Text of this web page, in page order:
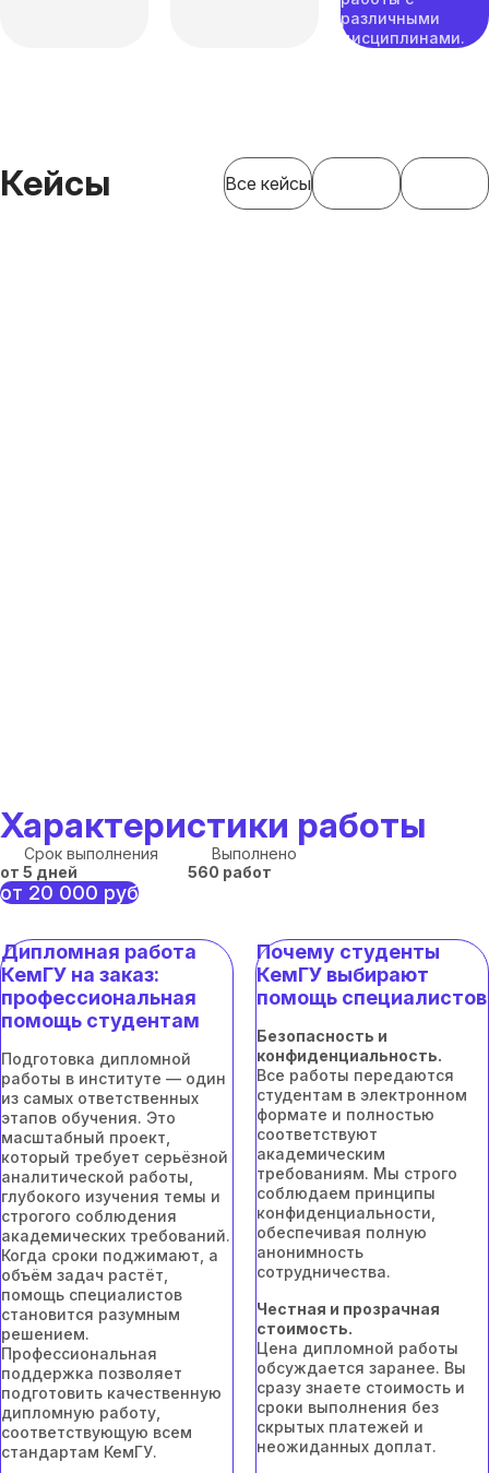
различными
дисциплинами.
Кейсы Все кейсы
Характеристики работы
Срок выполнения
от 5 дней
Выполнено
560 работ
от 20 000 руб
Дипломная работа
КемГУ на заказ:
профессиональная
помощь студентам
Подготовка дипломной
работы в институте — один
из самых ответственных
этапов обучения. Это
масштабный проект,
который требует серьёзной
аналитической работы,
глубокого изучения темы и
строгого соблюдения
академических требований.
Когда сроки поджимают, а
объём задач растёт,
помощь специалистов
становится разумным
решением.
Профессиональная
поддержка позволяет
подготовить качественную
дипломную работу,
соответствующую всем
стандартам КемГУ.
Почему студенты
КемГУ выбирают
помощь специалистов
Безопасность и
конфиденциальность.
Все работы передаются
студентам в электронном
формате и полностью
соответствуют
академическим
требованиям. Мы строго
соблюдаем принципы
конфиденциальности,
обеспечивая полную
анонимность
сотрудничества.
Честная и прозрачная
стоимость.
Цена дипломной работы
обсуждается заранее. Вы
сразу знаете стоимость и
сроки выполнения без
скрытых платежей и
неожиданных доплат.